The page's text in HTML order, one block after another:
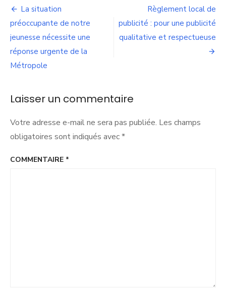
un
devoir
de
la
Navigation
de
l’article
La situation
préoccupante de notre
jeunesse nécessite une
réponse urgente de la
Métropole
Règlement local de
publicité : pour une publicité
qualitative et respectueuse
Laisser un commentaire
Votre adresse e-mail ne sera pas publiée. Les champs
obligatoires sont indiqués avec*
COMMENTAIRE *